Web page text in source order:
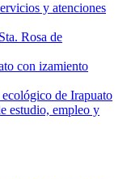
y atenciones
Rosa de
con izamiento
de Irapuato
estudio, empleo y